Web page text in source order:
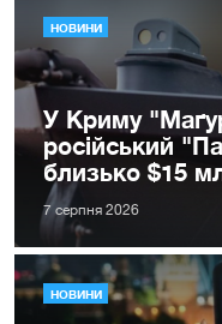
НОВИНИ
У Криму
російський
близько $15
7 серпня 2026
НОВИНИ